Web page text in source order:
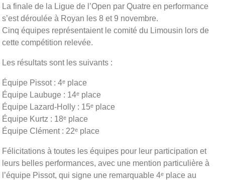
La finale de la Ligue de l’Open par Quatre en performance
s’est déroulée à Royan les 8 et 9 novembre.
Cinq équipes représentaient le comité du Limousin lors de
cette compétition relevée.
Les résultats sont les suivants :
Équipe Pissot : 4ᵉ place
Équipe Laubuge : 14ᵉ place
Équipe Lazard-Holly : 15ᵉ place
Équipe Kurtz : 18ᵉ place
Équipe Clément : 22ᵉ place
Félicitations à toutes les équipes pour leur participation et
leurs belles performances, avec une mention particulière à
l’équipe Pissot, qui signe une remarquable 4ᵉ place au